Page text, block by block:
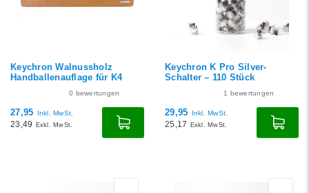
Keychron Walnussholz
Handballenauflage für K4
0 bewertungen
27,95 Inkl. MwSt.
23,49 Exkl. MwSt.
Keychron K Pro Silver-
Schalter – 110 Stück
1 bewertungen
29,95 Inkl. MwSt.
25,17 Exkl. MwSt.